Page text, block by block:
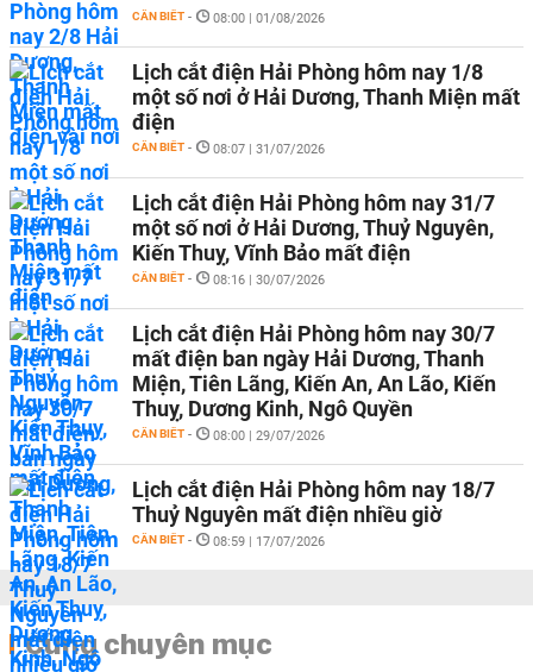
CẦN BIẾT - 08:00 | 01/08/2026
Lịch cắt điện Hải Phòng hôm nay 1/8
một số nơi ở Hải Dương, Thanh Miện mất
điện
CẦN BIẾT - 08:07 | 31/07/2026
Lịch cắt điện Hải Phòng hôm nay 31/7
một số nơi ở Hải Dương, Thuỷ Nguyên,
Kiến Thuỵ, Vĩnh Bảo mất điện
CẦN BIẾT - 08:16 | 30/07/2026
Lịch cắt điện Hải Phòng hôm nay 30/7
mất điện ban ngày Hải Dương, Thanh
Miện, Tiên Lãng, Kiến An, An Lão, Kiến
Thuỵ, Dương Kinh, Ngô Quyền
CẦN BIẾT - 08:00 | 29/07/2026
Lịch cắt điện Hải Phòng hôm nay 18/7
Thuỷ Nguyên mất điện nhiều giờ
CẦN BIẾT - 08:59 | 17/07/2026
Cùng chuyên mục